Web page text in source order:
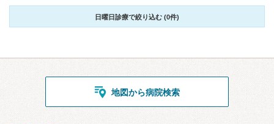
日曜日診療で絞り込む (0件)
地図から病院検索